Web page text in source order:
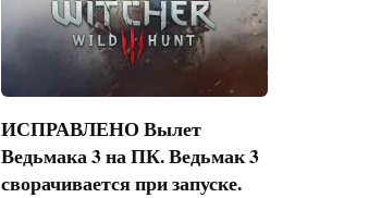
ИСПРАВЛЕНО Вылет
Ведьмака 3 на ПК. Ведьмак 3
сворачивается при запуске.